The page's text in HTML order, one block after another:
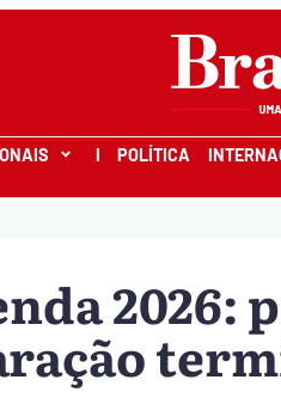
I POLÍTICA
2026: